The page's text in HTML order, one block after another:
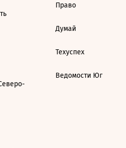
Право
Думай
Техуспех
Ведомости Юг